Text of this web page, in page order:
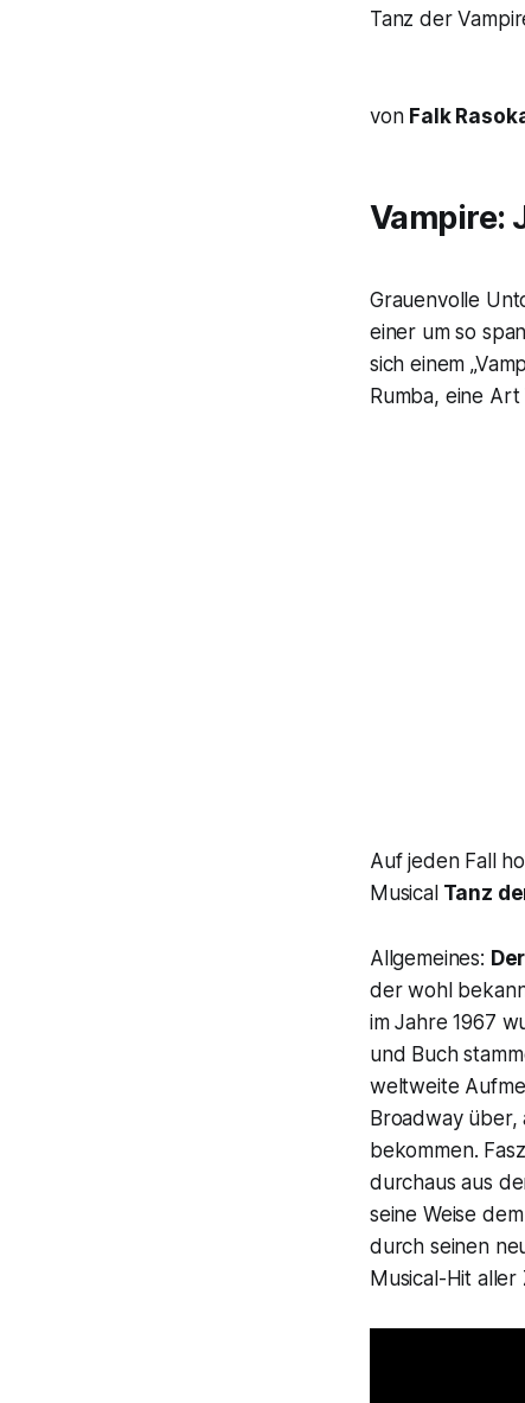
Tanz der
von Falk
Vampire:
Grauenvolle
einer um so
sich einem
Rumba, eine Art
Auf jeden Fall
MusicalTanz
Allgemeines:
der wohl
im Jahre 1967
und Buch
weltweite
Broadway über,
bekommen.
durchaus aus
seine Weise
durch seinen
Musical-Hit aller